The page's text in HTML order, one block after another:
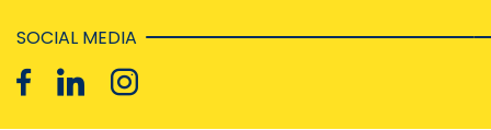
SOCIAL MEDIA